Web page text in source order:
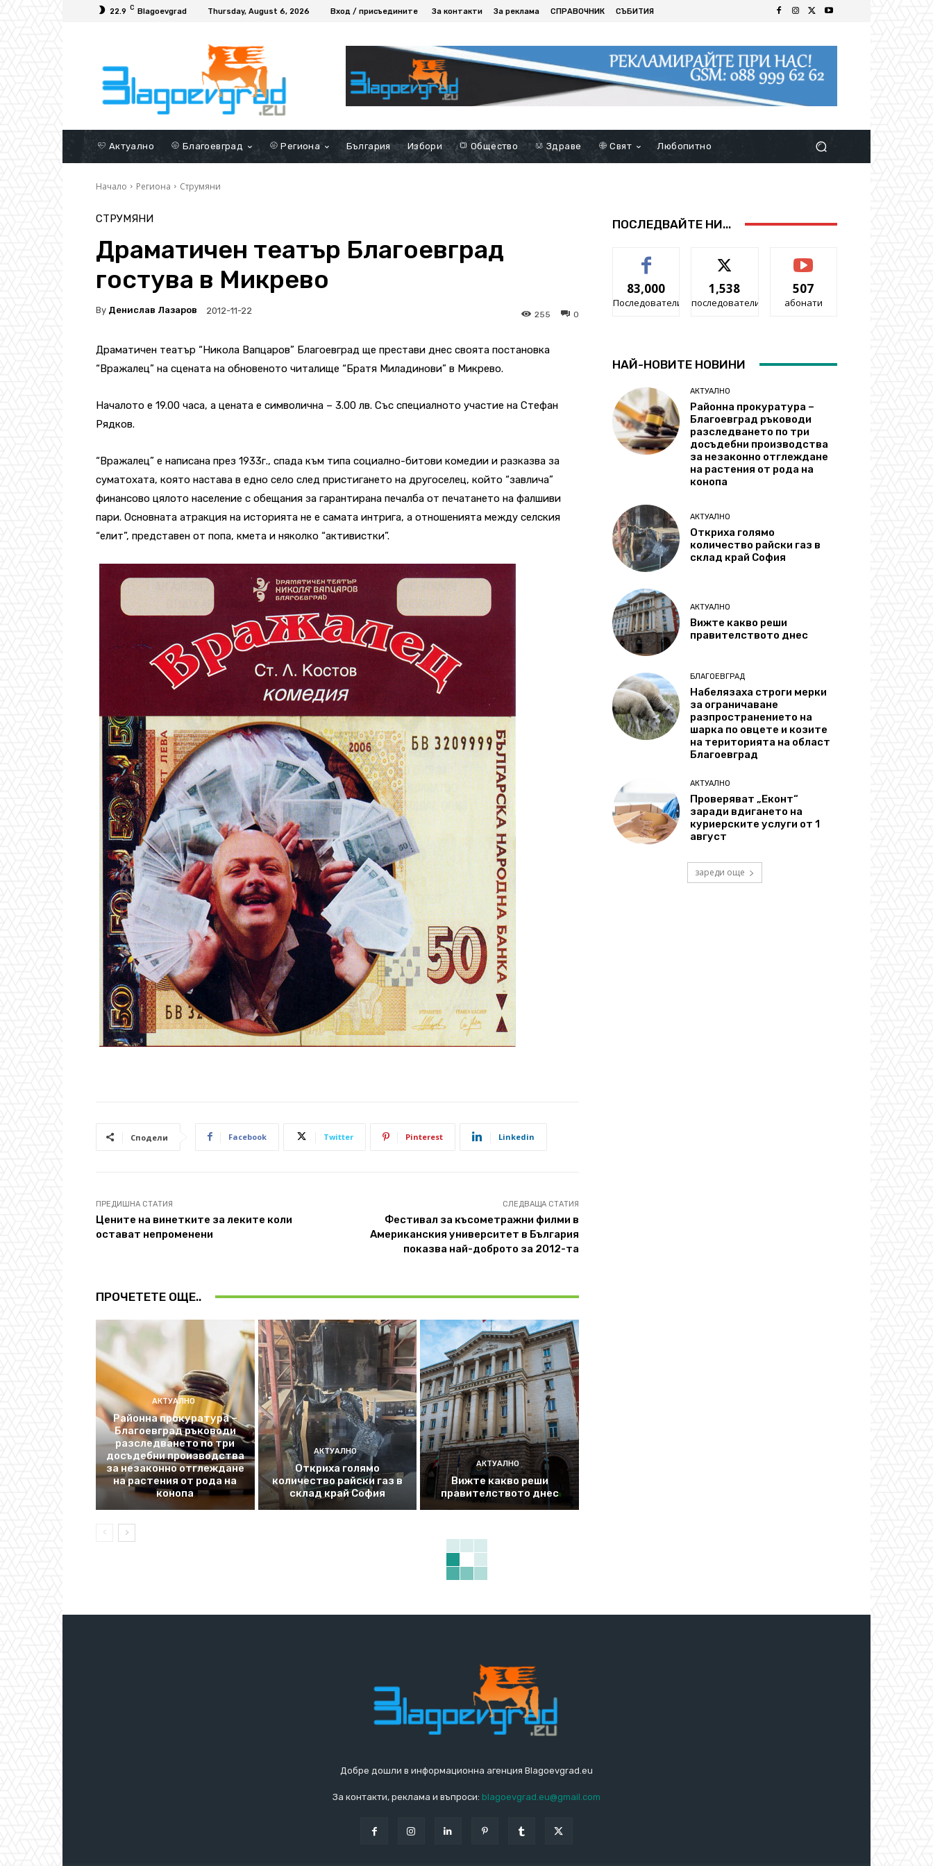
22.9 C Blagoevgrad Thursday, August 6, 2026 Вход / присъедините За контакти За реклама СПРАВОЧНИК СЪБИТИЯ
Актуално Благоевград Региона България Избори Общество Здраве Свят Любопитно
Начало Региона Струмяни
СТРУМЯНИ
Драматичен театър Благоевград
гостува в Микрево
By Денислав Лазаров 2012-11-22 0
255
Драматичен театър “Никола Вапцаров” Благоевград ще престави днес своята постановка
“Вражалец” на сцената на обновеното читалище “Братя Миладинови” в Микрево.
Началото е 19.00 часа, а цената е символична – 3.00 лв. Със специалното участие на Стефан
Рядков.
“Вражалец” е написана през 1933г., спада към типа социално-битови комедии и разказва за
суматохата, която настава в едно село след пристигането на другоселец, който “завлича”
финансово цялото население с обещания за гарантирана печалба от печатането на фалшиви
пари. Основната атракция на историята не е самата интрига, а отношенията между селския
“елит”, представен от попа, кмета и няколко “активистки”.
Сподели Facebook Twitter Pinterest Linkedin
ПРЕДИШНА СТАТИЯ
Цените на винетките за леките коли
остават непроменени
СЛЕДВАЩА СТАТИЯ
Фестивал за късометражни филми в
Американския университет в България
показва най-доброто за 2012-та
ПРОЧЕТЕТЕ ОЩЕ..
АКТУАЛНО
Районна прокуратура –
Благоевград ръководи
разследването по три
досъдебни производства
за незаконно отглеждане
на растения от рода на
конопа
АКТУАЛНО
Откриха голямо
количество райски газ в
склад край София
АКТУАЛНО
Вижте какво реши
правителството днес
ПОСЛЕДВАЙТЕ НИ...
83,000
Последователи
1,538
последователи
507
абонати
НАЙ-НОВИТЕ НОВИНИ
АКТУАЛНО
Районна прокуратура –
Благоевград ръководи
разследването по три
досъдебни производства
за незаконно отглеждане
на растения от рода на
конопа
АКТУАЛНО
Откриха голямо
количество райски газ в
склад край София
АКТУАЛНО
Вижте какво реши
правителството днес
БЛАГОЕВГРАД
Набелязаха строги мерки
за ограничаване
разпространението на
шарка по овцете и козите
на територията на област
Благоевград
АКТУАЛНО
Проверяват „Еконт“
заради вдигането на
куриерските услуги от 1
август
зареди още
Добре дошли в информационна агенция Blagoevgrad.eu
За контакти, реклама и въпроси: blagoevgrad.eu@gmail.com